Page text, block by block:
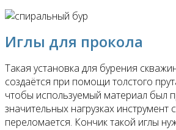
Иглы для прокола
Такая установка для бурения
создаётся при помощи толстого
чтобы используемый материал был
значительных нагрузках инструмент
переломается. Кончик такой иглы